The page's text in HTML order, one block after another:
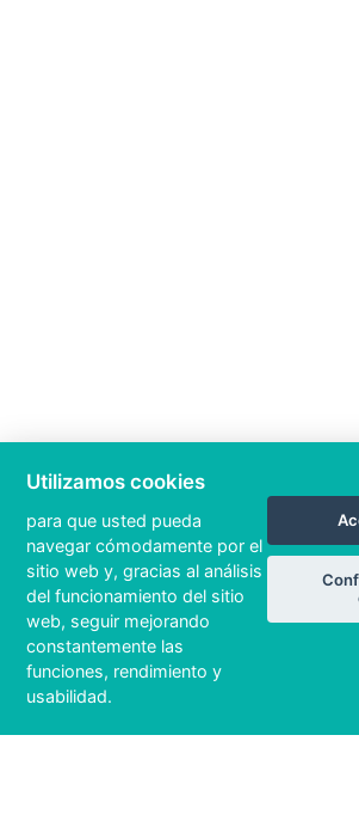
Utilizamos cookies
para que usted pueda
navegar cómodamente por el
sitio web y, gracias al análisis
del funcionamiento del sitio
web, seguir mejorando
constantemente las
funciones, rendimiento y
usabilidad.